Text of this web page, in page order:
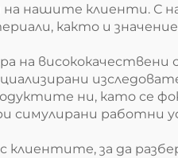
нашите клиенти. С
както и
на висококачествени
ни, като се
работни
клиентите, за да